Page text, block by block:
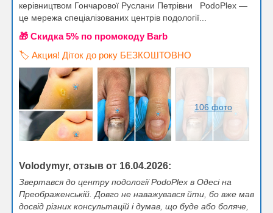
керівництвом Гончарової Руслани Петрівни PodoPlex —
це мережа спеціалізованих центрів подології...
🎁 Cкидка 5% по промокоду Barb
🏷️ Акция! Діток до року БЕЗКОШТОВНО
106 фото
Volodymyr, отзыв от 16.04.2026:
Звертався до центру подології PodoPlex в Одесі на
Преображенській. Довго не наважувався йти, бо вже мав
досвід різних консультацій і думав, що буде або боляче,